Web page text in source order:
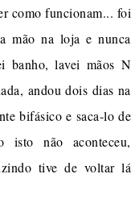
como funcionam... foi
mão na loja e nunca
banho, lavei mãos N
andou dois dias na
bifásico e saca-lo de
não aconteceu,
tive de voltar lá